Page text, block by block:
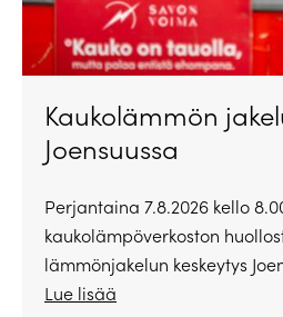
Kaukolämmön
Joensuussa
Perjantaina 7.8.2026 kello
kaukolämpöverkoston
lämmönjakelun keskeytys
Lue lisää